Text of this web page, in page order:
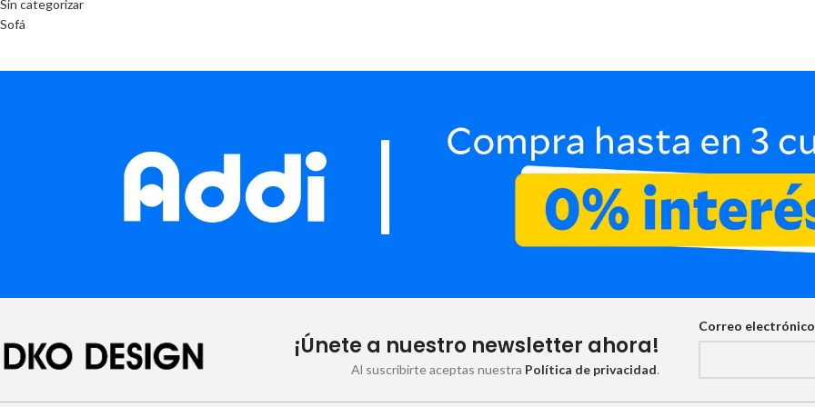
Sin categorizar
Sofá
¡Únete a nuestro newsletter ahora!
Al suscribirte aceptas nuestra Política de privacidad.
Correo electrónico